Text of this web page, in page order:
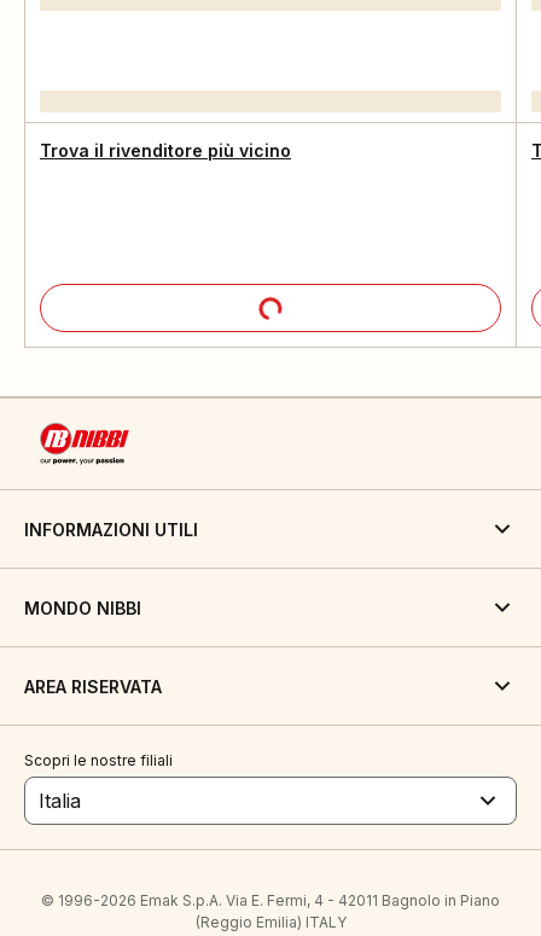
Trova il rivenditore più vicino
INFORMAZIONI UTILI
MONDO NIBBI
AREA RISERVATA
Scopri le nostre filiali
Italia
© 1996-2026 Emak S.p.A. Via E. Fermi, 4 - 42011 Bagnolo in Piano
(Reggio Emilia) ITALY